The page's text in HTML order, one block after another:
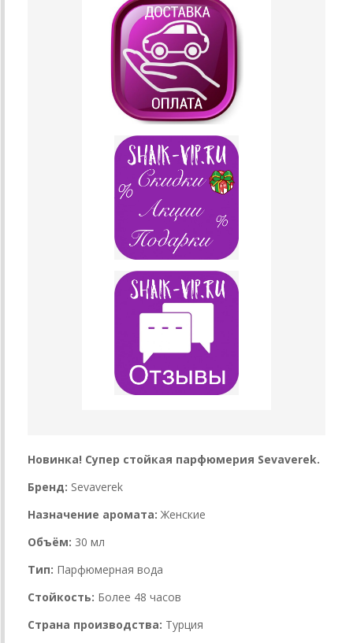
Новинка! Супер стойкая парфюмерия Sevaverek.
Бренд: Sevaverek
Назначение аромата: Женские
Объём: 30 мл
Тип: Парфюмерная вода
Стойкость: Более 48 часов
Страна производства: Турция